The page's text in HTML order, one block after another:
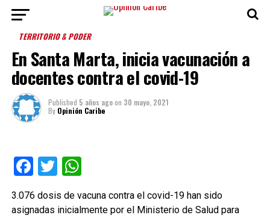
TERRITORIO & PODER
En Santa Marta, inicia vacunación a
docentes contra el covid-19
Published 5 años agoon 30 mayo, 2021
By Opinión Caribe
Facebook
TwitterWhatsApp
3.076 dosis de vacuna contra el covid-19 han sido
asignadas inicialmente por el Ministerio de Salud para